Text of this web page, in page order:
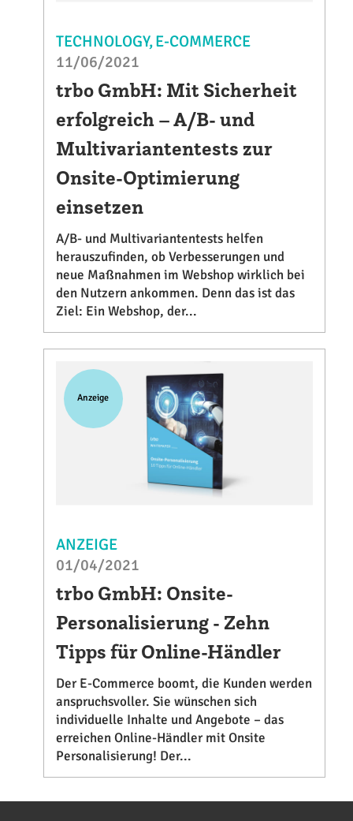
TECHNOLOGY E-COMMERCE
11/06/2021
trbo GmbH: Mit Sicherheit
erfolgreich – A/B- und
Multivariantentests zur
Onsite-Optimierung
einsetzen
A/B- und Multivariantentests helfen
herauszufinden, ob Verbesserungen und
neue Maßnahmen im Webshop wirklich bei
den Nutzern ankommen. Denn das ist das
Ziel: Ein Webshop, der...
Anzeige
ANZEIGE
01/04/2021
trbo GmbH: Onsite-
Personalisierung - Zehn
Tipps für Online-Händler
Der E-Commerce boomt, die Kunden werden
anspruchsvoller. Sie wünschen sich
individuelle Inhalte und Angebote – das
erreichen Online-Händler mit Onsite
Personalisierung! Der...